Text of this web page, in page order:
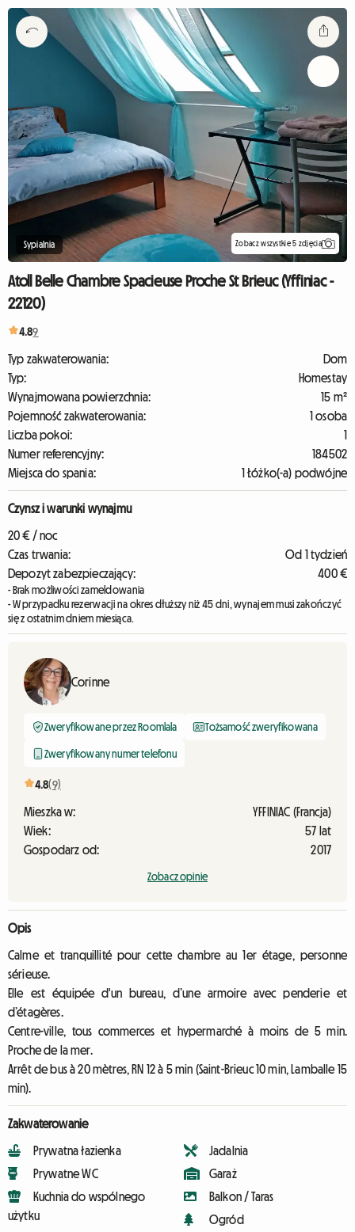
Sypialnia Zobacz wszystkie 5 zdjęcia
Atoll Belle Chambre Spacieuse Proche St Brieuc (Yffiniac -
22120)
4.89
Typ zakwaterowania:
Dom
Typ:
Homestay
Wynajmowana powierzchnia:
15 m²
Pojemność zakwaterowania:
1 osoba
Liczba pokoi:
1
Numer referencyjny:
184502
Miejsca do spania:
1 Łóżko(-a) podwójne
Czynsz i warunki wynajmu
20 € / noc
Czas trwania:
Od 1 tydzień
Depozyt zabezpieczający:
400 €
- Brak możliwości zameldowania
- W przypadku rezerwacji na okres dłuższy niż 45 dni, wynajem musi zakończyć
się z ostatnim dniem miesiąca.
Corinne
Zweryfikowane przez Roomlala Tożsamość zweryfikowana
Zweryfikowany numer telefonu
4.8(9)
Mieszka w:
YFFINIAC (Francja)
Wiek:
57 lat
Gospodarz od:
2017
Zobacz opinie
Opis
Calme et tranquillité pour cette chambre au 1er étage, personne
sérieuse.
Elle est équipée d'un bureau, d’une armoire avec penderie et
d’étagères.
Centre-ville, tous commerces et hypermarché à moins de 5 min.
Proche de la mer.
Arrêt de bus à 20 mètres, RN 12 à 5 min (Saint-Brieuc 10 min, Lamballe 15
min).
Zakwaterowanie
Prywatna łazienka
Prywatne WC
Kuchnia do wspólnego
użytku
Jadalnia
Garaż
Balkon / Taras
Ogród